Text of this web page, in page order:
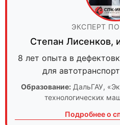
ЭКСПЕРТ
Степан Лисенков,
8 лет опыта в
для
Образование: ДальГАУ,
технологических
Подробнее о